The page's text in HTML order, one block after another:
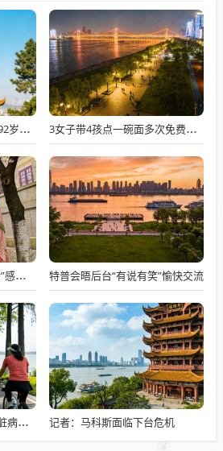
12岁重孙女托住险跌倒的92岁太爷爷 3女子带4孩点一碗面多次免费续面
中方对印方涉台所谓“澄清”感到意外 特普会晤后台“有说有笑”愉快交流
张晋自曝国外旅行突发心脏病险丧命 记者：马科斯面临下台危机